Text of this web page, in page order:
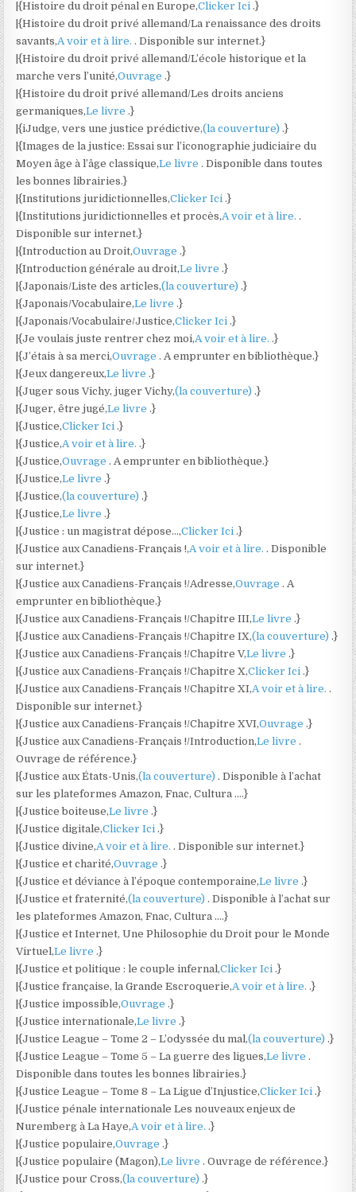
|{Histoire du droit pénal en Europe,Clicker Ici.}
|{Histoire du droit privé allemand/La renaissance des droits
savants,A voir et à lire.. Disponible sur internet.}
|{Histoire du droit privé allemand/L’école historique et la
marche vers l’unité,Ouvrage.}
|{Histoire du droit privé allemand/Les droits anciens
germaniques,Le livre.}
|{iJudge, vers une justice prédictive,(la couverture).}
|{Images de la justice: Essai sur l’iconographie judiciaire du
Moyen âge à l’âge classique,Le livre. Disponible dans toutes
les bonnes librairies.}
|{Institutions juridictionnelles,Clicker Ici.}
|{Institutions juridictionnelles et procès,A voir et à lire..
Disponible sur internet.}
|{Introduction au Droit,Ouvrage.}
|{Introduction générale au droit,Le livre.}
|{Japonais/Liste des articles,(la couverture).}
|{Japonais/Vocabulaire,Le livre.}
|{Japonais/Vocabulaire/Justice,Clicker Ici.}
|{Je voulais juste rentrer chez moi,A voir et à lire..}
|{J’étais à sa merci,Ouvrage. A emprunter en bibliothèque.}
|{Jeux dangereux,Le livre.}
|{Juger sous Vichy, juger Vichy,(la couverture).}
|{Juger, être jugé,Le livre.}
|{Justice,Clicker Ici.}
|{Justice,A voir et à lire..}
|{Justice,Ouvrage. A emprunter en bibliothèque.}
|{Justice,Le livre.}
|{Justice,(la couverture).}
|{Justice,Le livre.}
|{Justice : un magistrat dépose…,Clicker Ici.}
|{Justice aux Canadiens-Français !,A voir et à lire.. Disponible
sur internet.}
|{Justice aux Canadiens-Français !/Adresse,Ouvrage. A
emprunter en bibliothèque.}
|{Justice aux Canadiens-Français !/Chapitre III,Le livre.}
|{Justice aux Canadiens-Français !/Chapitre IX,(la couverture).}
|{Justice aux Canadiens-Français !/Chapitre V,Le livre.}
|{Justice aux Canadiens-Français !/Chapitre X,Clicker Ici.}
|{Justice aux Canadiens-Français !/Chapitre XI,A voir et à lire..
Disponible sur internet.}
|{Justice aux Canadiens-Français !/Chapitre XVI,Ouvrage.}
|{Justice aux Canadiens-Français !/Introduction,Le livre.
Ouvrage de référence.}
|{Justice aux États-Unis,(la couverture). Disponible à l’achat
sur les plateformes Amazon, Fnac, Cultura ….}
|{Justice boiteuse,Le livre.}
|{Justice digitale,Clicker Ici.}
|{Justice divine,A voir et à lire.. Disponible sur internet.}
|{Justice et charité,Ouvrage.}
|{Justice et déviance à l’époque contemporaine,Le livre.}
|{Justice et fraternité,(la couverture). Disponible à l’achat sur
les plateformes Amazon, Fnac, Cultura ….}
|{Justice et Internet, Une Philosophie du Droit pour le Monde
Virtuel,Le livre.}
|{Justice et politique : le couple infernal,Clicker Ici.}
|{Justice française, la Grande Escroquerie,A voir et à lire..}
|{Justice impossible,Ouvrage.}
|{Justice internationale,Le livre.}
|{Justice League – Tome 2 – L’odyssée du mal,(la couverture).}
|{Justice League – Tome 5 – La guerre des ligues,Le livre.
Disponible dans toutes les bonnes librairies.}
|{Justice League – Tome 8 – La Ligue d’Injustice,Clicker Ici.}
|{Justice pénale internationale Les nouveaux enjeux de
Nuremberg à La Haye,A voir et à lire..}
|{Justice populaire,Ouvrage.}
|{Justice populaire (Magon),Le livre. Ouvrage de référence.}
|{Justice pour Cross,(la couverture).}